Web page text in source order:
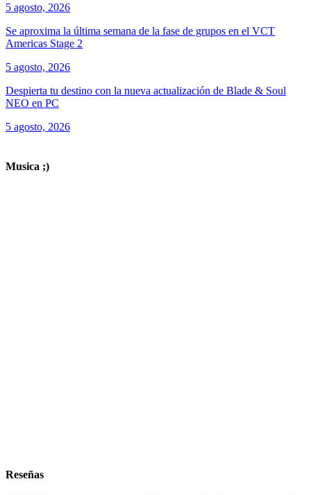
5 agosto, 2026
Se aproxima la última semana de la fase de grupos en el VCT
Americas Stage 2
5 agosto, 2026
Despierta tu destino con la nueva actualización de Blade & Soul
NEO en PC
5 agosto, 2026
Musica ;)
Reseñas